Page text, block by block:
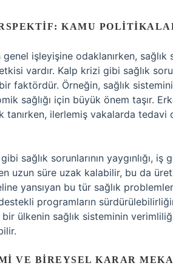
KAMU
işleyişine odaklanırken,
vardır. Kalp krizi gibi sağlık
faktördür. Örneğin, sağlık
sağlığı için büyük önem taşır.
tanırken, ilerlemiş vakalarda
sağlık sorunlarının yaygınlığı, iş
uzun süre uzak kalabilir, bu da
yansıyan bu tür sağlık
programların
ülkenin sağlık sisteminin
VE BIREYSEL KARAR